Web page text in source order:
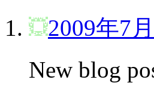
2009年7
New blog